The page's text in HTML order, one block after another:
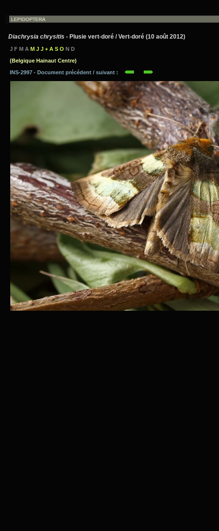
Diachrysia chrysitis - Plusie vert-doré / Vert-doré (10 août 2012)
J F M A M J J + A S O N D
(Belgique Hainaut Centre)
INS-2997 - Document précédent / suivant :